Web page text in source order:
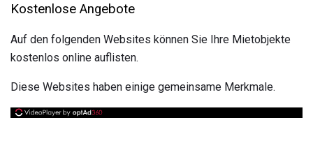
Kostenlose Angebote
Auf den folgenden Websites können Sie Ihre Mietobjekte
kostenlos online auflisten.
Diese Websites haben einige gemeinsame Merkmale.